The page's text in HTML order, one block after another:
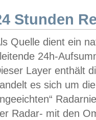
Stunden
Quelle dient ein
24h-
Layer enthält
es sich um
Radar- mit den